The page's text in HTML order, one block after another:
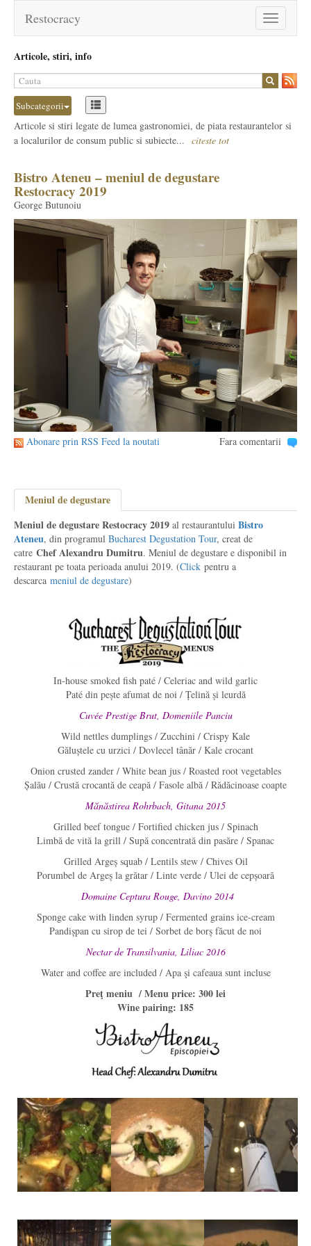
Toggle
navigation
Restocracy
Articole, stiri, info
Subcategorii
Articole si stiri legate de lumea gastronomiei, de piata restaurantelor si
a localurilor de consum public si subiecte... citeste tot
Bistro Ateneu – meniul de degustare
Restocracy 2019
George Butunoiu
Abonare prin RSS Feed la noutati Fara comentarii
Meniul de degustare
Meniul de degustare Restocracy 2019 al restaurantului Bistro
Ateneu, din programul Bucharest Degustation Tour, creat de
catre Chef Alexandru Dumitru. Meniul de degustare e disponibil in
restaurant pe toata perioada anului 2019. (Click pentru a
descarca meniul de degustare)
In-house smoked fish paté / Celeriac and wild garlic
Paté din pește afumat de noi / Țelină și leurdă
Cuvée Prestige Brut, Domeniile Panciu
Wild nettles dumplings / Zucchini / Crispy Kale
Găluștele cu urzici / Dovlecel tânăr / Kale crocant
Onion crusted zander / White bean jus / Roasted root vegetables
Șalău / Crustă crocantă de ceapă / Fasole albă / Rădăcinoase coapte
Mănăstirea Rohrbach, Gitana 2015
Grilled beef tongue / Fortified chicken jus / Spinach
Limbă de vită la grill / Supă concentrată din pasăre / Spanac
Grilled Argeș squab / Lentils stew / Chives Oil
Porumbel de Argeș la grătar / Linte verde / Ulei de cepșoară
Domaine Ceptura Rouge, Davino 2014
Sponge cake with linden syrup / Fermented grains ice-cream
Pandișpan cu sirop de tei / Sorbet de borș făcut de noi
Nectar de Transilvania, Liliac 2016
Water and coffee are included / Apa şi cafeaua sunt incluse
Preţ meniu / Menu price: 300 lei
Wine pairing: 185